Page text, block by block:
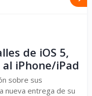
de iOS 5,
iPhone/iPad
sobre sus
nueva entrega de su